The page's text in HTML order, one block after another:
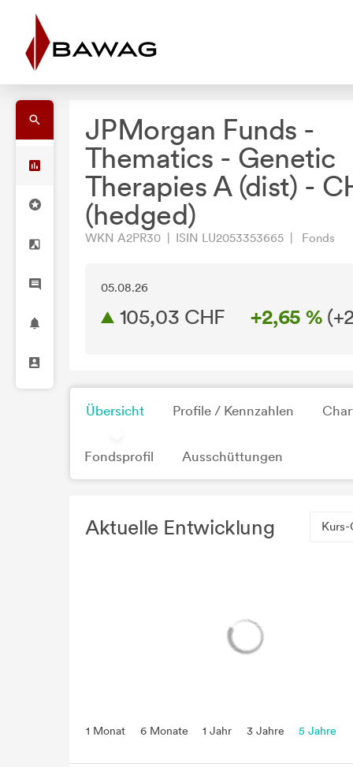
JPMorgan Funds -
Thematics - Genetic
Therapies A (dist) -
(hedged)
WKN A2PR30 | ISIN LU2053353665 | Fonds
05.08.26
105,03 CHF +2,65 % (
Übersicht Profile / Kennzahlen
Fondsprofil Ausschüttungen
Aktuelle Entwicklung Kurs-
1 Monat 6 Monate 1 Jahr 3 Jahre 5 Jahre